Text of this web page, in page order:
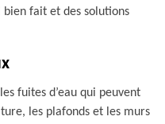
fait et des solutions
fuites d’eau qui peuvent
les plafonds et les murs